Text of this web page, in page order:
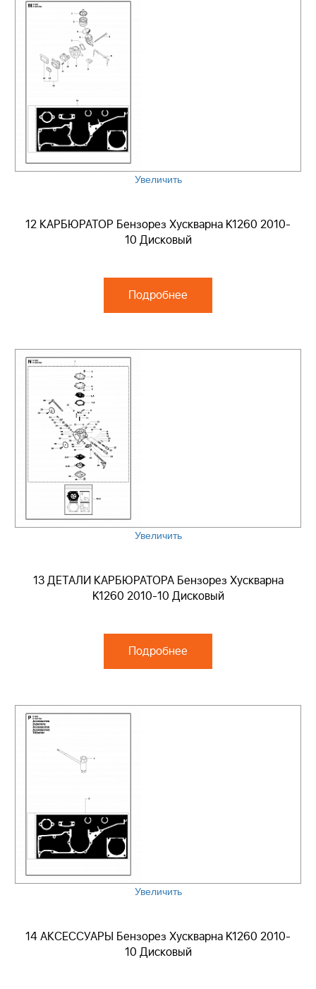
Увеличить
12 КАРБЮРАТОР Бензорез Хускварна K1260 2010-
10 Дисковый
Подробнее
Увеличить
13 ДЕТАЛИ КАРБЮРАТОРА Бензорез Хускварна
K1260 2010-10 Дисковый
Подробнее
Увеличить
14 АКСЕССУАРЫ Бензорез Хускварна K1260 2010-
10 Дисковый